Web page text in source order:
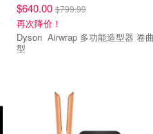
$640.00$799.99
再次降价！
Dyson Airwrap 多功能造型器 卷曲
型